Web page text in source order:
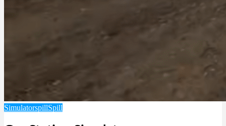
SimulatorspillSpill